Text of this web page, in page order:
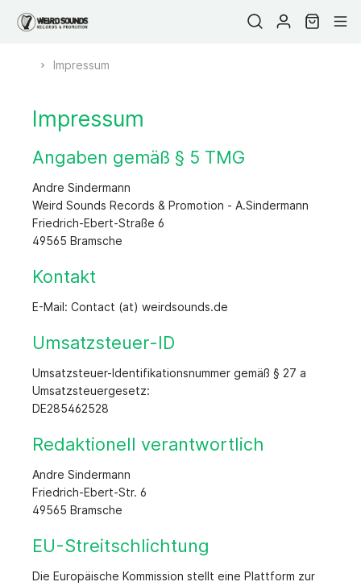
Impressum
Impressum
Angaben gemäß § 5 TMG
Andre Sindermann
Weird Sounds Records & Promotion - A.Sindermann
Friedrich-Ebert-Straße 6
49565 Bramsche
Kontakt
E-Mail: Contact (at) weirdsounds.de
Umsatzsteuer-ID
Umsatzsteuer-Identifikationsnummer gemäß § 27 a
Umsatzsteuergesetz:
DE285462528
Redaktionell verantwortlich
Andre Sindermann
Friedrich-Ebert-Str. 6
49565 Bramsche
EU-Streitschlichtung
Die Europäische Kommission stellt eine Plattform zur